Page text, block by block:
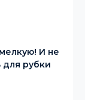
И не
для рубки